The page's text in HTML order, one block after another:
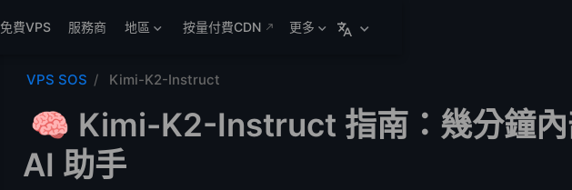
免費VPS 服務商 地區 按量付費CDN 更多
VPS SOS Kimi-K2-Instruct
🧠 Kimi-K2-Instruct 指南：幾分鐘內
AI 助手